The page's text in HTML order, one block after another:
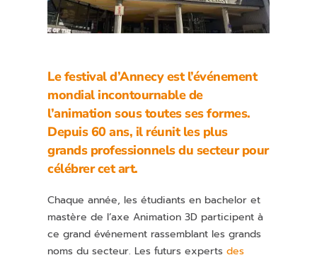
Le festival d’Annecy est l’événement
mondial incontournable de
l’animation sous toutes ses formes.
Depuis 60 ans, il réunit les plus
grands professionnels du secteur pour
célébrer cet art.
Chaque année, les étudiants en bachelor et
mastère de l’axe Animation 3D participent à
ce grand événement rassemblant les grands
noms du secteur. Les futurs expertsdes